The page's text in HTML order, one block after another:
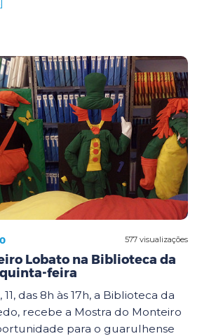
577 visualizações
Lobato na Biblioteca da
feira
das 8h às 17h, a Biblioteca da
recebe a Mostra do Monteiro
para o guarulhense